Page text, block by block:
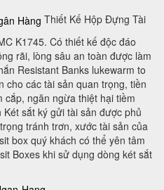
Thiết Kế Hộp Đựng Tài
K1745. Có thiết kế độc đáo
rãi, lòng sâu an toàn được làm
Resistant Banks lukewarm to
cho các tài sản quan trọng, tiền
cắp, ngăn ngừa thiệt hại tiềm
sắt ký gửi tài sản được phủ
tránh trơn, xước tài sản của
box quý khách có thể yên tâm
Boxes khi sử dụng dòng két sắt